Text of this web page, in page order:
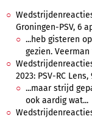
Groningen-PSV, 6
...heb gisteren
gezien. Veerman
2023: PSV-RC
...maar strijd
ook aardig wat...